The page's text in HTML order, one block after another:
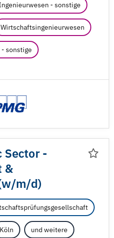
- sonstige
Wirtschaftsingenieurwesen
sonstige
Sector -
&
m/d)
Köln und weitere